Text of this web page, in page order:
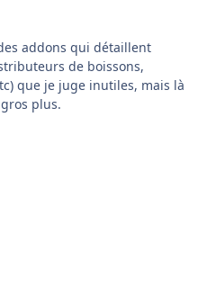
addons qui détaillent
de boissons,
que je juge inutiles, mais là
plus.